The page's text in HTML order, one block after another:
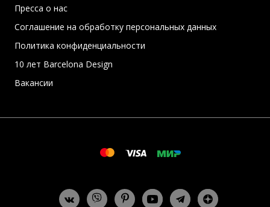
Пресса о нас
Соглашение на обработку персональных данных
Политика конфиденциальности
10 лет Barcelona Design
Вакансии